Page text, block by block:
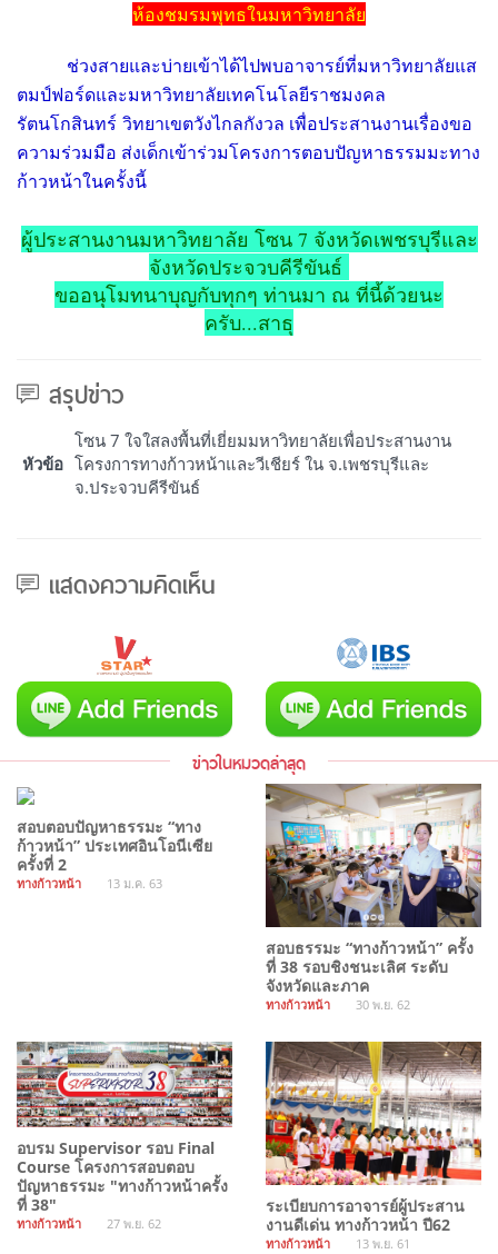
ห้องชมรมพุทธในมหาวิทยาลัย
ช่วงสายและบ่ายเข้าได้ไปพบอาจารย์ที่มหาวิทยาลัยแส
ตมป์ฟอร์ดและมหาวิทยาลัยเทคโนโลยีราชมงคล
รัตนโกสินทร์ วิทยาเขตวังไกลกังวล เพื่อประสานงานเรื่องขอ
ความร่วมมือ ส่งเด็กเข้าร่วมโครงการตอบปัญหาธรรมมะทาง
ก้าวหน้าในครั้งนี้
ผู้ประสานงานมหาวิทยาลัย โซน 7 จังหวัดเพชรบุรีและ
จังหวัดประจวบคีรีขันธ์
ขออนุโมทนาบุญกับทุกๆ ท่านมา ณ ที่นี้ด้วยนะ
ครับ...สาธุ
สรุปข่าว
หัวข้อ
โซน 7 ใจใสลงพื้นที่เยี่ยมมหาวิทยาลัยเพื่อประสานงาน
โครงการทางก้าวหน้าและวีเชียร์ ใน จ.เพชรบุรีและ
จ.ประจวบคีรีขันธ์
แสดงความคิดเห็น
ข่าวในหมวดล่าสุด
สอบตอบปัญหาธรรมะ “ทาง
ก้าวหน้า” ประเทศอินโอนีเซีย
ครั้งที่ 2
ทางก้าวหน้า 13 ม.ค. 63
สอบธรรมะ “ทางก้าวหน้า” ครั้ง
ที่ 38 รอบชิงชนะเลิศ ระดับ
จังหวัดและภาค
ทางก้าวหน้า 30 พ.ย. 62
อบรม Supervisor รอบ Final
Course โครงการสอบตอบ
ปัญหาธรรมะ "ทางก้าวหน้าครั้ง
ที่ 38"
ทางก้าวหน้า 27 พ.ย. 62
ระเบียบการอาจารย์ผู้ประสาน
งานดีเด่น ทางก้าวหน้า ปี62
ทางก้าวหน้า 13 พ.ย. 61